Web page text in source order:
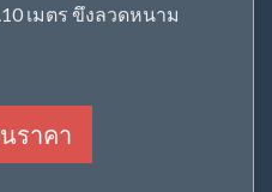
เมตร ขึงลวดหนาม
ราคา